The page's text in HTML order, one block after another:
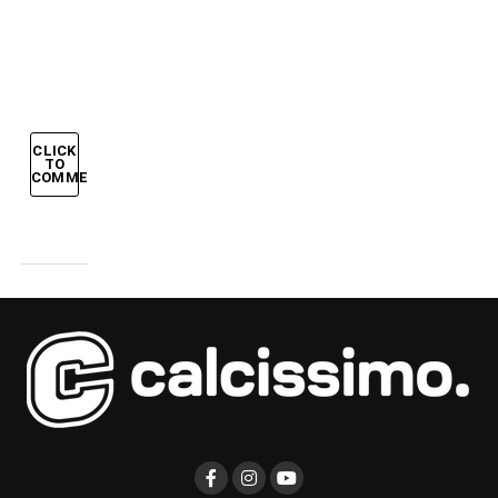
CLICK
TO
COMMENT